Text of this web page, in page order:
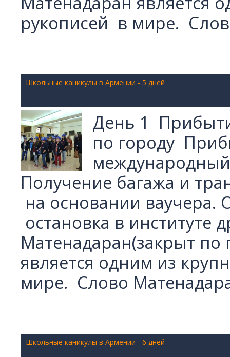
рукописей в мире.
Школьные каникулы в Армении - 5 дней
День 1
по городу
Получение багажа и
на основании ваучера.
остановка в институте
Матенадаран(закрыт
является одним из
мире. Слово
Школьные каникулы в Армении - 6 дней